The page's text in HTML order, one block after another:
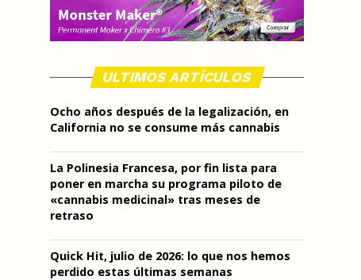
ULTIMOS ARTÍCULOS
Ocho años después de la legalización, en
California no se consume más cannabis
La Polinesia Francesa, por fin lista para
poner en marcha su programa piloto de
«cannabis medicinal» tras meses de
retraso
Quick Hit, julio de 2026: lo que nos hemos
perdido estas últimas semanas